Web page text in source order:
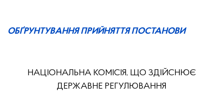
ОБҐРУНТУВАННЯ ПРИЙНЯТТЯ ПОСТАНОВИ
НАЦІОНАЛЬНА КОМІСІЯ, ЩО ЗДІЙСНЮЄ
ДЕРЖАВНЕ РЕГУЛЮВАННЯ